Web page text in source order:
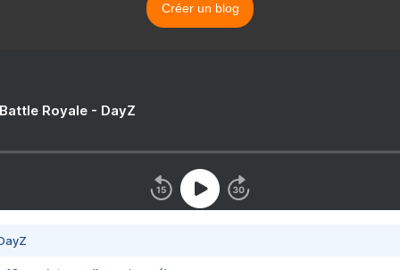
Créer un blog
Royale - DayZ